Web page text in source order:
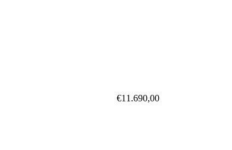
€11.690,00